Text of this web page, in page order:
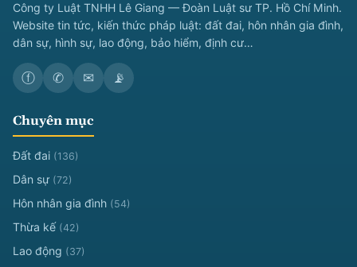
Công ty Luật TNHH Lê Giang — Đoàn Luật sư TP. Hồ Chí Minh.
Website tin tức, kiến thức pháp luật: đất đai, hôn nhân gia đình,
dân sự, hình sự, lao động, bảo hiểm, định cư…
ⓕ ✆ ✉ 📡
Chuyên mục
Đất đai (136)
Dân sự (72)
Hôn nhân gia đình (54)
Thừa kế (42)
Lao động (37)